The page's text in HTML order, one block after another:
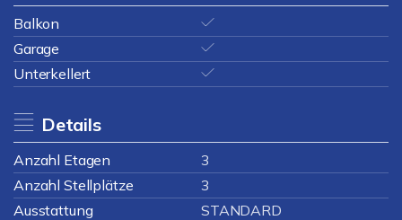
Balkon
Garage
Unterkellert
Details
Anzahl Etagen
3
Anzahl Stellplätze
3
Ausstattung
STANDARD